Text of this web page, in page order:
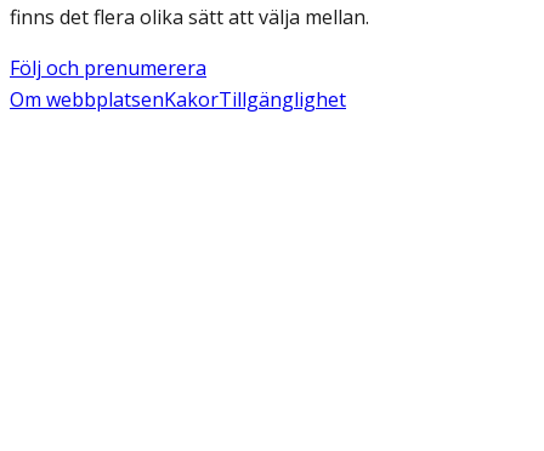
finns det flera olika sätt att välja mellan.
Följ och prenumerera
Om webbplatsenKakorTillgänglighet